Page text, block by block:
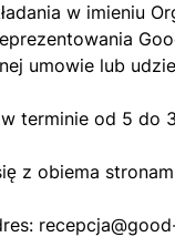
w imieniu
umowie lub
terminie od 5 do
z obiema